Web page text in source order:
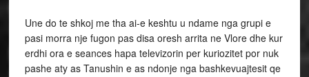
Une do te shkoj me tha ai-e keshtu u ndame nga grupi e
pasi morra nje fugon pas disa oresh arrita ne Vlore dhe kur
erdhi ora e seances hapa televizorin per kuriozitet por nuk
pashe aty as Tanushin e as ndonje nga bashkevuajtesit qe